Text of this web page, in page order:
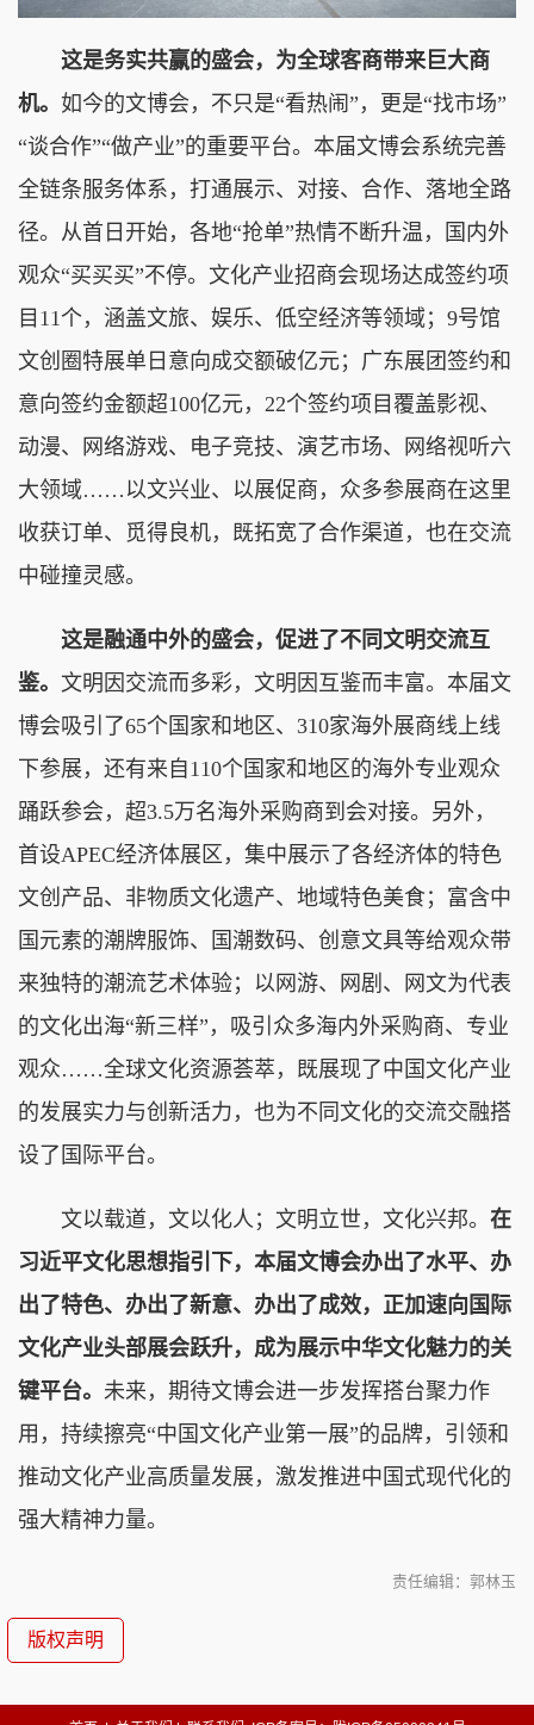
这是务实共赢的盛会，为全球客商带来巨大商
机。 如今的文博会，不只是“看热闹”，更是“找市场”
“谈合作”“做产业”的重要平台。本届文博会系统完善
全链条服务体系，打通展示、对接、合作、落地全路
径。从首日开始，各地“抢单”热情不断升温，国内外
观众“买买买”不停。文化产业招商会现场达成签约项
目11个，涵盖文旅、娱乐、低空经济等领域；9号馆
文创圈特展单日意向成交额破亿元；广东展团签约和
意向签约金额超100亿元，22个签约项目覆盖影视、
动漫、网络游戏、电子竞技、演艺市场、网络视听六
大领域……以文兴业、以展促商，众多参展商在这里
收获订单、觅得良机，既拓宽了合作渠道，也在交流
中碰撞灵感。
这是融通中外的盛会，促进了不同文明交流互
鉴。 文明因交流而多彩，文明因互鉴而丰富。本届文
博会吸引了65个国家和地区、310家海外展商线上线
下参展，还有来自110个国家和地区的海外专业观众
踊跃参会，超3.5万名海外采购商到会对接。另外，
首设APEC经济体展区，集中展示了各经济体的特色
文创产品、非物质文化遗产、地域特色美食；富含中
国元素的潮牌服饰、国潮数码、创意文具等给观众带
来独特的潮流艺术体验；以网游、网剧、网文为代表
的文化出海“新三样”，吸引众多海内外采购商、专业
观众……全球文化资源荟萃，既展现了中国文化产业
的发展实力与创新活力，也为不同文化的交流交融搭
设了国际平台。
文以载道，文以化人；文明立世，文化兴邦。 在
习近平文化思想指引下，本届文博会办出了水平、办
出了特色、办出了新意、办出了成效，正加速向国际
文化产业头部展会跃升，成为展示中华文化魅力的关
键平台。 未来，期待文博会进一步发挥搭台聚力作
用，持续擦亮“中国文化产业第一展”的品牌，引领和
推动文化产业高质量发展，激发推进中国式现代化的
强大精神力量。
责任编辑：郭林玉
版权声明